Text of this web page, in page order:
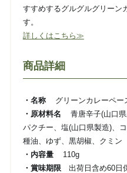
すすめするグルグルグリーン
す。
詳しくはこちら≫
商品詳細
・名称グリーンカレーペー
・原材料名 青唐辛子(山口県
パクチー、塩(山口県製造)、
種油、ゆず、黒胡椒、クミン
・内容量110g
・賞味期限 出荷日含め60日